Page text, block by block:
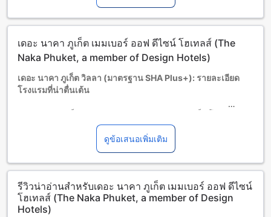
เด็กทารกอายุ 0-4 ปี (รวมอายุ 4 ปี)
พักฟรี หากใช้เตียงที่มีอยู่ หมายเหตุ: หากต้องการใช้เตียงเด็ก อาจ
เด็กอายุ 5-11 ปี (รวมอายุ 11 ปี)
พักฟรีหากใช้เตียงที่มีอยู่แล้ว
บริการเตียงเสริมขึ้นอยู่กับประเภทห้องที่เลือก กรุณาตรวจสอบ
จำนวนผู้เข้าพักที่กำหนดในแต่ละห้องสำหรับข้อมูลเพิ่มเติม
โปรดทราบว่า เมื่อจองห้องพักมากกว่า 5 ห้องขึ้นไป อาจมีการใช้
เดอะ นาคา ภูเก็ต เมมเบอร์ ออฟ ดีไซน์ โฮเทลส์ (The
Naka Phuket, a member of Design Hotels)
เดอะ นาคา ภูเก็ต วิลลา (มาตรฐาน SHA Plus+): รายละเอียด
โรงแรมที่น่าตื่นเต้น
ระดับ 5.0 ดาวที่ตั้งอยู่ในภูเก็ต ไทย โรงแรมนี้มีรายละเอียดที่น่า
สนใจมากมาย เริ่มต้นจากเวลาเช็คอินที่ 03:00 หลังเที่ยง และ
เวลาเช็คเอาท์จนถึง 12:00 นาฬิกา เดอะ นาคา ภูเก็ต วิลลามีห้อง
พักทั้งหมด 95 ห้อง ทำให้คุณสามารถเลือกห้องพักตามความ
ต้องการของคุณได้อย่างหลากหลาย นอกจากนี้ โรงแรมยังมีระยะ
ทางจากใจกลางเมืองเพียง 3.00 กิโลเมตร และใช้เวลาเดินทางถึง
สนามบินเพียง 45 นาทีเท่านั้น นอกจากนี้ โรงแรมยังอนุญาตให้
เด็กอายุ 2-4 ปีเข้าพักฟรี โดยไม่มีค่าใช้จ่ายเพิ่มเติม
ดูข้อเสนอเพิ่มเติม
รีวิวน่าอ่านสำหรับเดอะ นาคา ภูเก็ต เมมเบอร์ ออฟ ดีไซน์
โฮเทลส์ (The Naka Phuket, a member of Design
Hotels)